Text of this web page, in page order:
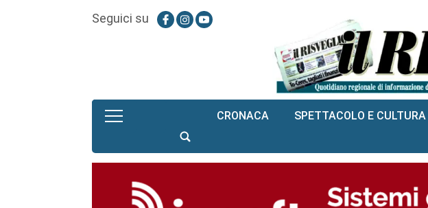
Seguici su
CRONACA SPETTACOLO E CULTURA